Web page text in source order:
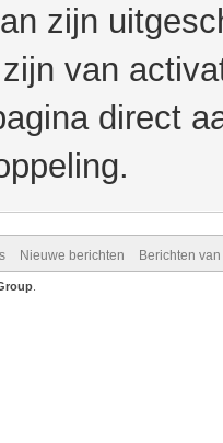
zijn
van
direct
Nieuwe berichten Berichten